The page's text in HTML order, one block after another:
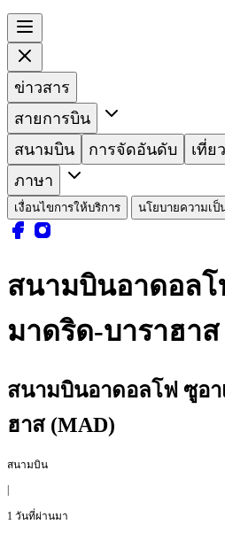
ข่าวสาร
สายการบิน
สนามบิน
การจัดอันดับ
เที่ย
ภาษา
เงื่อนไขการให้บริการ นโยบายความเป็
สนามบินอาดอลโ
มาดริด-บาราฮา
สนามบินอาดอลโฟ ซูอา
ฮาส (MAD)
สนามบิน
|
1 วันที่ผ่านมา